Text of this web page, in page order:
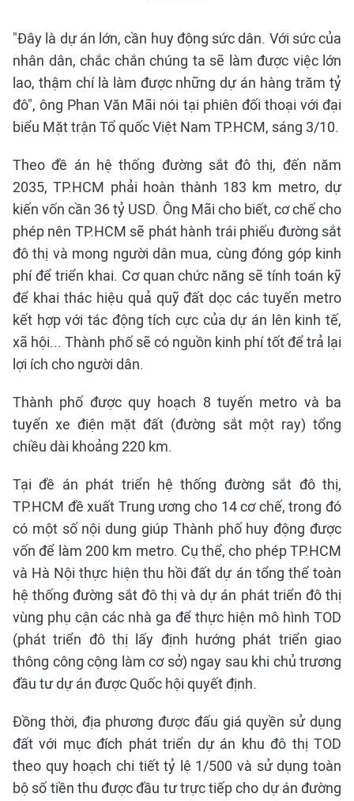
"Đây là dự án lớn, cần huy động sức dân. Với sức của
nhân dân, chắc chắn chúng ta sẽ làm được việc lớn
lao, thậm chí là làm được những dự án hàng trăm tỷ
đô", ông Phan Văn Mãi nói tại phiên đối thoại với đại
biểu Mặt trận Tổ quốc Việt Nam TP.HCM, sáng 3/10.
Theo đề án hệ thống đường sắt đô thị, đến năm
2035, TP.HCM phải hoàn thành 183 km metro, dự
kiến vốn cần 36 tỷ USD. Ông Mãi cho biết, cơ chế cho
phép nên TP.HCM sẽ phát hành trái phiếu đường sắt
đô thị và mong người dân mua, cùng đóng góp kinh
phí để triển khai. Cơ quan chức năng sẽ tính toán kỹ
để khai thác hiệu quả quỹ đất dọc các tuyến metro
kết hợp với tác động tích cực của dự án lên kinh tế,
xã hội... Thành phố sẽ có nguồn kinh phí tốt để trả lại
lợi ích cho người dân.
Thành phố được quy hoạch 8 tuyến metro và ba
tuyến xe điện mặt đất (đường sắt một ray) tổng
chiều dài khoảng 220 km.
Tại đề án phát triển hệ thống đường sắt đô thị,
TP.HCM đề xuất Trung ương cho 14 cơ chế, trong đó
có một số nội dung giúp Thành phố huy động được
vốn để làm 200 km metro. Cụ thể, cho phép TP.HCM
và Hà Nội thực hiện thu hồi đất dự án tổng thể toàn
hệ thống đường sắt đô thị và dự án phát triển đô thị
vùng phụ cận các nhà ga để thực hiện mô hình TOD
(phát triển đô thị lấy định hướng phát triển giao
thông công cộng làm cơ sở) ngay sau khi chủ trương
đầu tư dự án được Quốc hội quyết định.
Đồng thời, địa phương được đấu giá quyền sử dụng
đất với mục đích phát triển dự án khu đô thị TOD
theo quy hoạch chi tiết tỷ lệ 1/500 và sử dụng toàn
bộ số tiền thu được đầu tư trực tiếp cho dự án đường